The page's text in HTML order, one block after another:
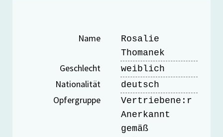
Name
Rosalie
Thomanek
Geschlecht weiblich
Nationalität deutsch
Opfergruppe
Vertriebene:r
Anerkannt
gemäß